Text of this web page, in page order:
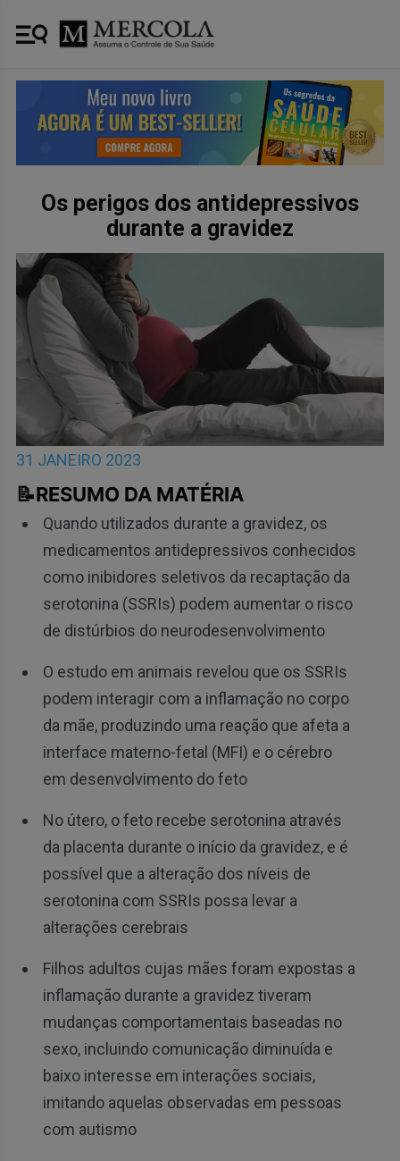
Os perigos dos antidepressivos
durante a gravidez
31 JANEIRO 2023
📝RESUMO DA MATÉRIA
Quando utilizados durante a gravidez, os
medicamentos antidepressivos conhecidos
como inibidores seletivos da recaptação da
serotonina (SSRIs) podem aumentar o risco
de distúrbios do neurodesenvolvimento
O estudo em animais revelou que os SSRIs
podem interagir com a inflamação no corpo
da mãe, produzindo uma reação que afeta a
interface materno-fetal (MFI) e o cérebro
em desenvolvimento do feto
No útero, o feto recebe serotonina através
da placenta durante o início da gravidez, e é
possível que a alteração dos níveis de
serotonina com SSRIs possa levar a
alterações cerebrais
Filhos adultos cujas mães foram expostas a
inflamação durante a gravidez tiveram
mudanças comportamentais baseadas no
sexo, incluindo comunicação diminuída e
baixo interesse em interações sociais,
imitando aquelas observadas em pessoas
com autismo